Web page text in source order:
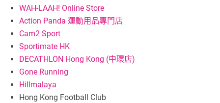
WAH-LAAH! Online Store
Action Panda 運動用品專門店
Cam2 Sport
Sportimate HK
DECATHLON Hong Kong (中環店)
Gone Running
Hillmalaya
Hong Kong Football Club